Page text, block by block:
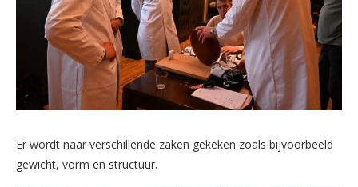
Er wordt naar verschillende zaken gekeken zoals bijvoorbeeld
gewicht, vorm en structuur.